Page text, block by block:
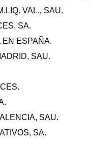
VAL., SAU.
SA.
EN ESPAÑA.
SAU.
SAU.
SA.